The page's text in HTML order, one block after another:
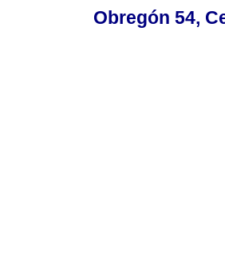
Obregón 54,